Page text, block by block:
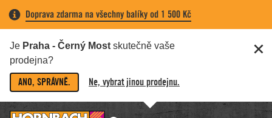
Doprava zdarma na všechny balíky od 1 500 Kč
Je Praha - Černý Most skutečně vaše
prodejna?
ANO, SPRÁVNĚ. Ne, vybrat jinou prodejnu.